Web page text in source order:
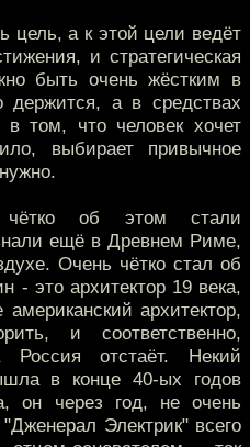
цель, а к этой цели ведёт
и стратегическая
быть очень жёстким в
держится, а в средствах
том, что человек хочет
выбирает привычное
чётко об этом стали
ещё в Древнем Риме,
Очень чётко стал об
- это архитектор 19 века,
архитектор,
и соответственно,
Россия отстаёт. Некий
в конце 40-ых годов
он через год, не очень
Электрик" всего